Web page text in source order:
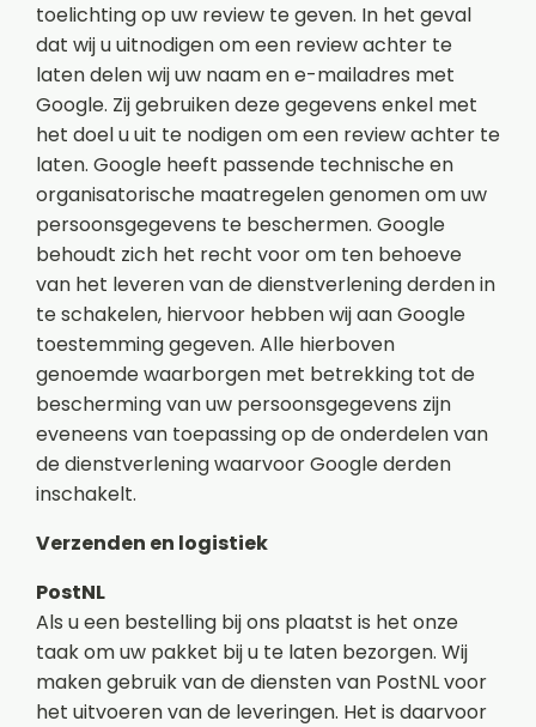
toelichting op uw review te geven. In het geval
dat wij u uitnodigen om een review achter te
laten delen wij uw naam en e-mailadres met
Google. Zij gebruiken deze gegevens enkel met
het doel u uit te nodigen om een review achter te
laten. Google heeft passende technische en
organisatorische maatregelen genomen om uw
persoonsgegevens te beschermen. Google
behoudt zich het recht voor om ten behoeve
van het leveren van de dienstverlening derden in
te schakelen, hiervoor hebben wij aan Google
toestemming gegeven. Alle hierboven
genoemde waarborgen met betrekking tot de
bescherming van uw persoonsgegevens zijn
eveneens van toepassing op de onderdelen van
de dienstverlening waarvoor Google derden
inschakelt.
Verzenden en logistiek
PostNL
Als u een bestelling bij ons plaatst is het onze
taak om uw pakket bij u te laten bezorgen. Wij
maken gebruik van de diensten van PostNL voor
het uitvoeren van de leveringen. Het is daarvoor